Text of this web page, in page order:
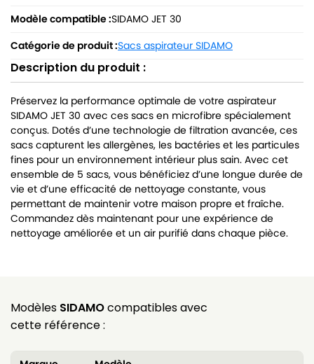
Modèle compatible :SIDAMO JET 30
Catégorie de produit :Sacs aspirateur SIDAMO
Description du produit :
Préservez la performance optimale de votre aspirateur
SIDAMO JET 30 avec ces sacs en microfibre spécialement
conçus. Dotés d’une technologie de filtration avancée, ces
sacs capturent les allergènes, les bactéries et les particules
fines pour un environnement intérieur plus sain. Avec cet
ensemble de 5 sacs, vous bénéficiez d’une longue durée de
vie et d’une efficacité de nettoyage constante, vous
permettant de maintenir votre maison propre et fraîche.
Commandez dès maintenant pour une expérience de
nettoyage améliorée et un air purifié dans chaque pièce.
Modèles SIDAMOcompatibles avec
cette référence :